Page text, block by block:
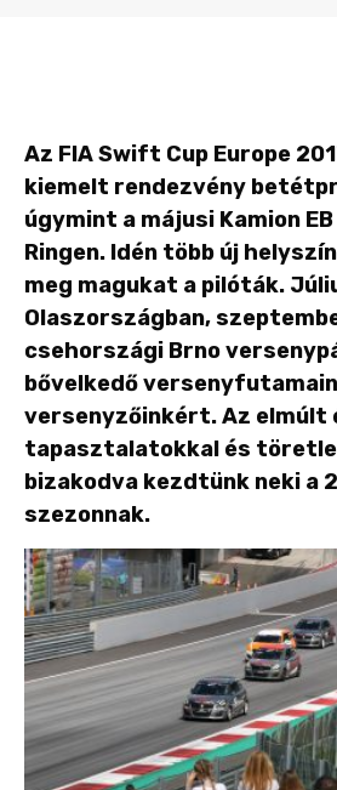
Az FIA Swift Cup Europe
kiemelt rendezvény
úgymint a májusi Kamion EB
Ringen. Idén több új
meg magukat a pilóták.
Olaszországban,
csehországi Brno
bővelkedő
versenyzőinkért. Az elmúlt
tapasztalatokkal és
bizakodva kezdtünk neki a
szezonnak.